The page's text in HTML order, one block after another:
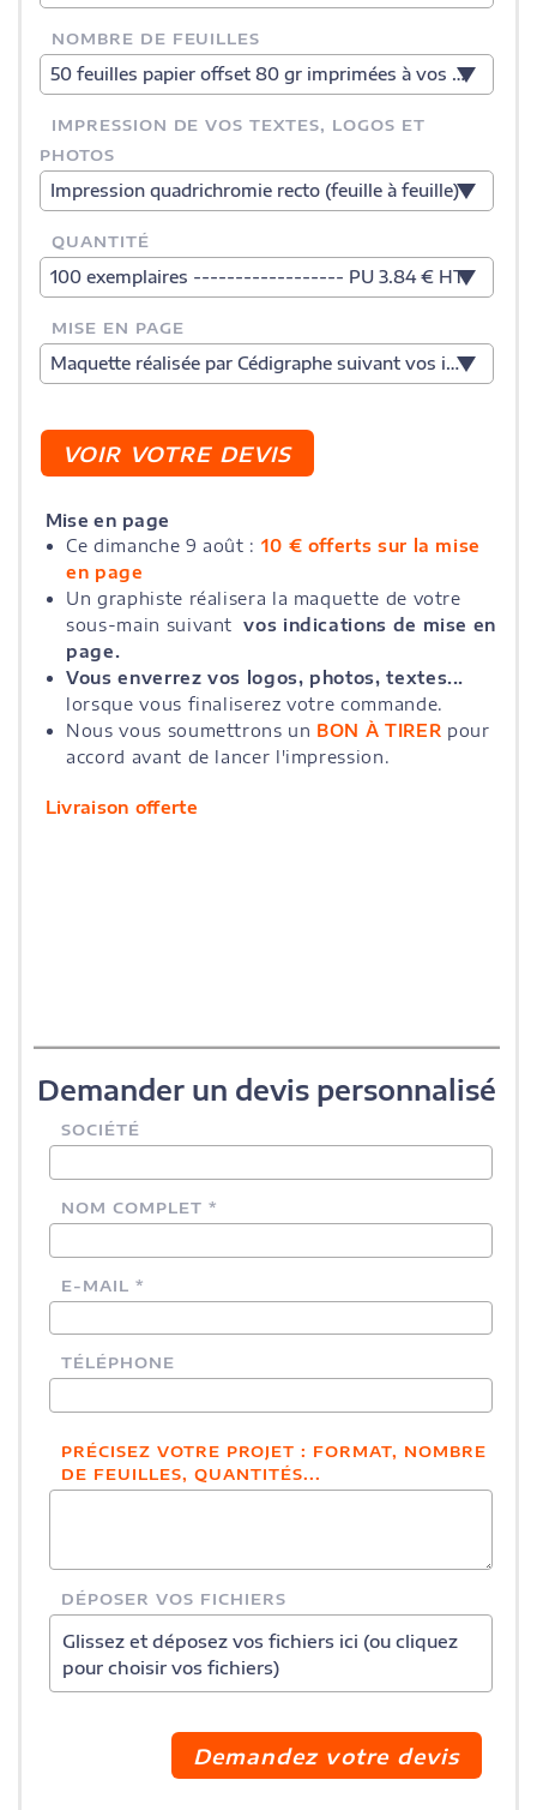
NOMBRE DE FEUILLES
50 feuilles papier offset 80 gr imprimées à vos couleurs
IMPRESSION DE VOS TEXTES, LOGOS ET
PHOTOS
Impression quadrichromie recto (feuille à feuille)
QUANTITÉ
100 exemplaires ------------------ PU 3.84 € HT
MISE EN PAGE
Maquette réalisée par Cédigraphe suivant vos indications
Mise en page
Ce dimanche 9 août : 10 € offerts sur la mise
en page
Un graphiste réalisera la maquette de votre
sous-main suivantvos indications de mise en
page.
Vous enverrez vos logos, photos, textes...
lorsque vous finaliserez votre commande.
Nous vous soumettrons un BON À TIRER pour
accord avant de lancer l'impression.
Livraison offerte
Demander un devis personnalisé
SOCIÉTÉ
NOM COMPLET *
E-MAIL *
TÉLÉPHONE
PRÉCISEZ VOTRE PROJET : FORMAT, NOMBRE
DE FEUILLES, QUANTITÉS...
DÉPOSER VOS FICHIERS
Glissez et déposez vos fichiers ici (ou cliquez
pour choisir vos fichiers)